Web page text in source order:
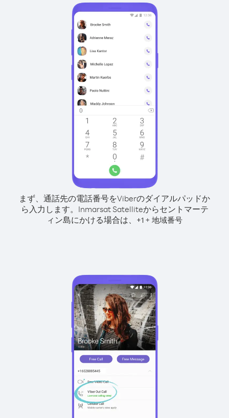
まず、通話先の電話番号をViberのダイアルパッドか
ら入力します。 Inmarsat Satelliteからセントマーテ
ィン島にかける場合は、 +1 + 地域番号